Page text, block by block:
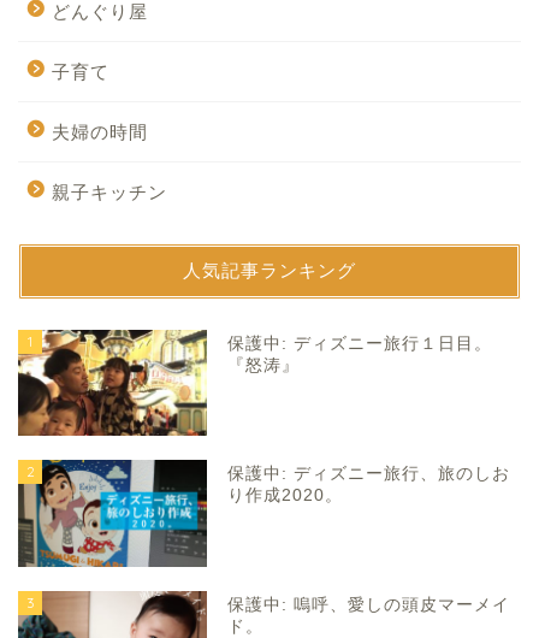
どんぐり屋
子育て
夫婦の時間
親子キッチン
人気記事ランキング
1
保護中: ディズニー旅行１日目。
『怒涛』
2
保護中: ディズニー旅行、旅のしお
り作成2020。
3
保護中: 嗚呼、愛しの頭皮マーメイ
ド。